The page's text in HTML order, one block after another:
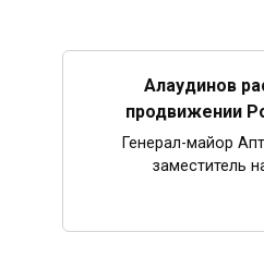
Алаудинов
продвижении
Генерал-майор
заместитель